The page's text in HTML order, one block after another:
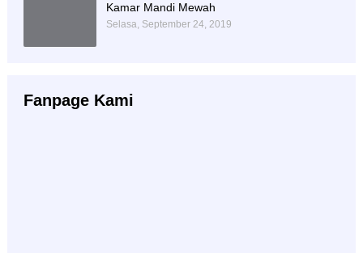
Kamar Mandi Mewah
Selasa, September 24, 2019
Fanpage Kami